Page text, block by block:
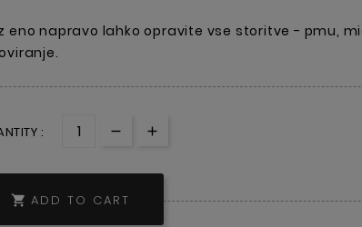
eno napravo lahko opravite vse storitve - pmu,
:
 ADD TO CART